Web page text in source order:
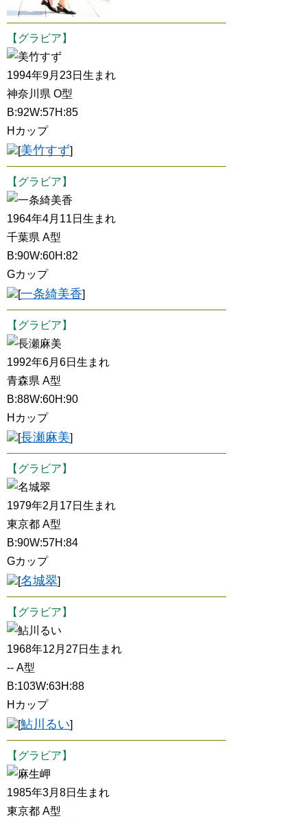
【グラビア】
美竹すず
1994年9月23日生まれ
神奈川県 O型
B:92W:57H:85
Hカップ
[美竹すず]
【グラビア】
一条綺美香
1964年4月11日生まれ
千葉県 A型
B:90W:60H:82
Gカップ
[一条綺美香]
【グラビア】
長瀬麻美
1992年6月6日生まれ
青森県 A型
B:88W:60H:90
Hカップ
[長瀬麻美]
【グラビア】
名城翠
1979年2月17日生まれ
東京都 A型
B:90W:57H:84
Gカップ
[名城翠]
【グラビア】
鮎川るい
1968年12月27日生まれ
-- A型
B:103W:63H:88
Hカップ
[鮎川るい]
【グラビア】
麻生岬
1985年3月8日生まれ
東京都 A型